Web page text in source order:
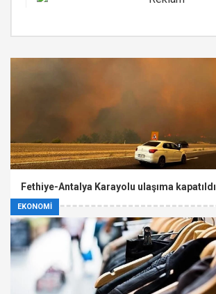
EKONOMİ
Fethiye-Antalya Karayolu ulaşıma kapatıldı